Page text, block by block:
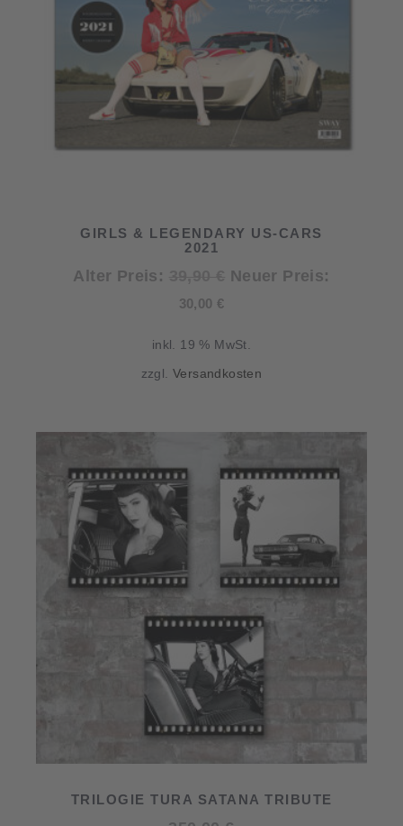
GIRLS & LEGENDARY US-CARS
2021
Alter Preis:
Ursprünglicher
Neuer Preis:
30,00 €Aktueller
30,00 €.
inkl. 19 % MwSt.
zzgl.Versandkosten
TRILOGIE TURA SATANA TRIBUTE